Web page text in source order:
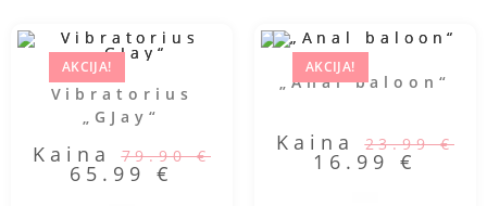
AKCIJA!
Vibratorius
„GJay“
Kaina79.90€
65.99 €
AKCIJA!
„Anal baloon“
Kaina23.99€
16.99 €